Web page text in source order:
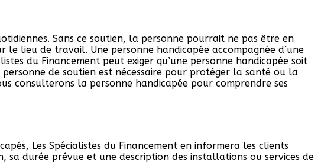
Sans ce soutien, la personne pourrait ne pas être en
le lieu de travail. Une personne handicapée accompagnée d’une
du Financement peut exiger qu’une personne handicapée soit
de soutien est nécessaire pour protéger la santé ou la
consulterons la personne handicapée pour comprendre ses
Les Spécialistes du Financement en informera les clients
durée prévue et une description des installations ou services de